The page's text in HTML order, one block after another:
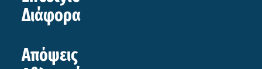
Διάφορα
Απόψεις